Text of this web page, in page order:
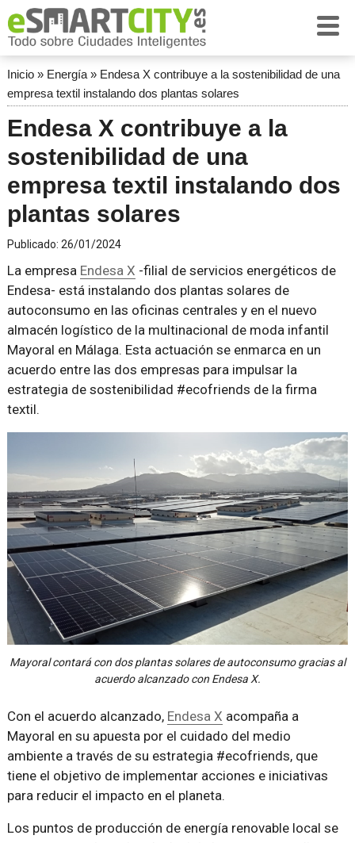
Inicio» Energía» Endesa X contribuye a la sostenibilidad de una
empresa textil instalando dos plantas solares
Endesa X contribuye a la
sostenibilidad de una
empresa textil instalando dos
plantas solares
Publicado: 26/01/2024
La empresa Endesa X -filial de servicios energéticos de
Endesa- está instalando dos plantas solares de
autoconsumo en las oficinas centrales y en el nuevo
almacén logístico de la multinacional de moda infantil
Mayoral en Málaga. Esta actuación se enmarca en un
acuerdo entre las dos empresas para impulsar la
estrategia de sostenibilidad #ecofriends de la firma
textil.
Mayoral contará con dos plantas solares de autoconsumo gracias al
acuerdo alcanzado con Endesa X.
Con el acuerdo alcanzado, Endesa X acompaña a
Mayoral en su apuesta por el cuidado del medio
ambiente a través de su estrategia #ecofriends, que
tiene el objetivo de implementar acciones e iniciativas
para reducir el impacto en el planeta.
Los puntos de producción de energía renovable local se